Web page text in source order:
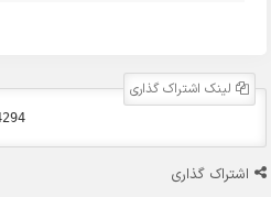
لینک اشتراک گذاری
اشتراک گذاری